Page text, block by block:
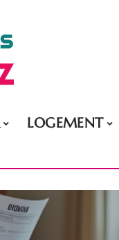
LOGEMENT